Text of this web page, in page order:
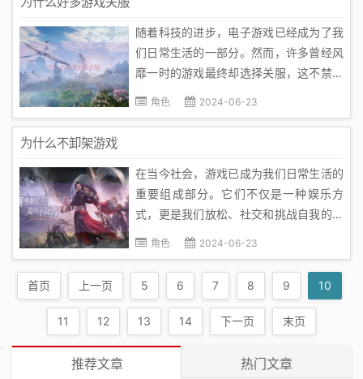
那么，为何手机会在玩游戏时关机呢？...
随着科技的进步，电子游戏已经成为了我
们日常生活的一部分。然而，许多曾经风
靡一时的游戏最终却选择关服，这不禁引
发了我们对这一现象的思考。下面，我将
变化。一款游戏的生命周期往往有限，...
角色 2024-06-23
为什么不卸架游戏
在当今社会，游戏已成为我们日常生活的
重要组成部分。它们不仅是一种娱乐方
式，更是我们放松、社交和挑战自我的工
具。尽管游戏可能带来许多问题，比如时
本身而言，游戏也是具有独特价值和魅力
的。我们不应该轻易放弃游戏，理由如
下：1. 游戏的娱乐价值：游戏提供了一...
角色 2024-06-23
首页 上一页 5 6 7 8 9 10
11 12 13 14 下一页 末页
推荐文章 热门文章